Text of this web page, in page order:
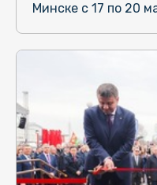
Минске с 17 по 20